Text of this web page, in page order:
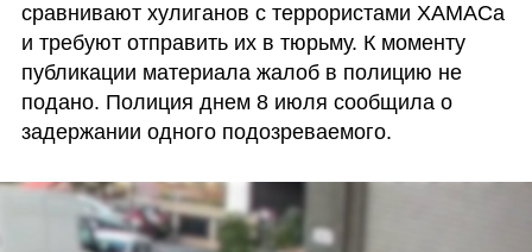
сравнивают хулиганов с террористами ХАМАСа
и требуют отправить их в тюрьму. К моменту
публикации материала жалоб в полицию не
подано. Полиция днем 8 июля сообщила о
задержании одного подозреваемого.